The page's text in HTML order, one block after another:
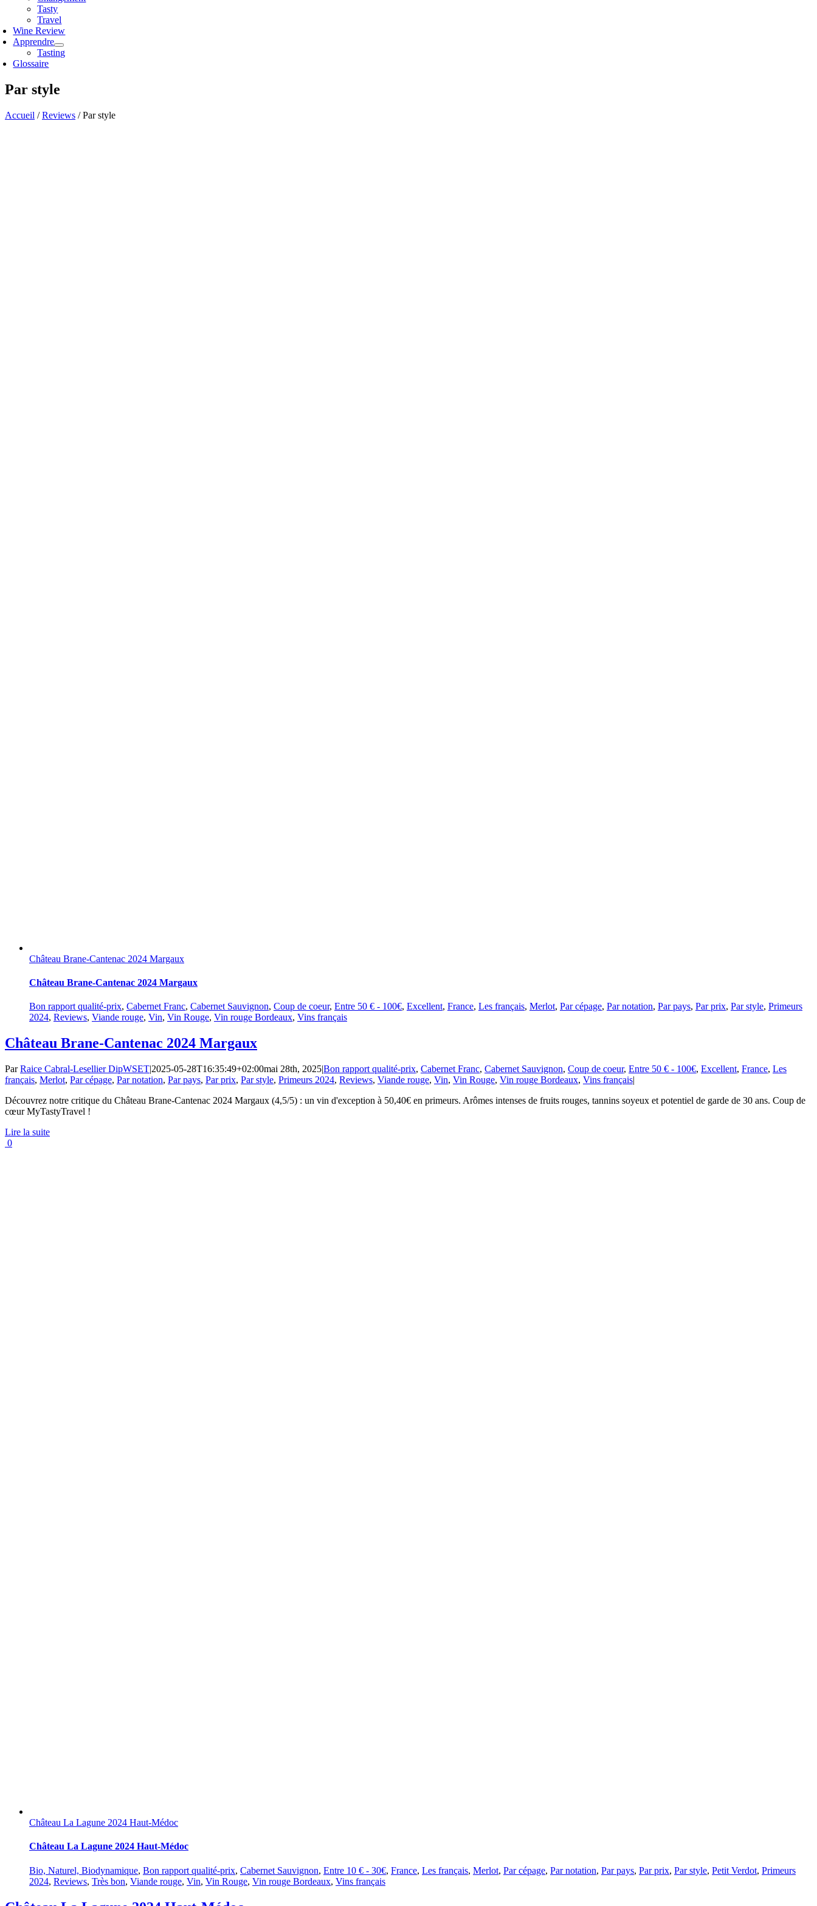
Tasty
Travel
Wine Review
Apprendre
Tasting
Glossaire
Par style
Accueil /Reviews /Par style
Château Brane-Cantenac 2024 Margaux
Château Brane-Cantenac 2024 Margaux
Bon rapport qualité-prix, Cabernet Franc, Cabernet Sauvignon, Coup de coeur, Entre 50 € - 100€, Excellent, France, Les français, Merlot, Par cépage, Par notation, Par pays, Par prix, Par style, Primeurs
2024, Reviews, Viande rouge, Vin, Vin Rouge, Vin rouge Bordeaux, Vins français
Château Brane-Cantenac 2024 Margaux
ParRaice Cabral-Lesellier DipWSET|2025-05-28T16:35:49+02:00mai 28th, 2025|Bon rapport qualité-prix, Cabernet Franc, Cabernet Sauvignon, Coup de coeur, Entre 50 € - 100€, Excellent, France, Les
français, Merlot, Par cépage, Par notation, Par pays, Par prix, Par style, Primeurs 2024, Reviews, Viande rouge, Vin, Vin Rouge, Vin rouge Bordeaux, Vins français|
Découvrez notre critique du Château Brane-Cantenac 2024 Margaux (4,5/5) : un vin d'exception à 50,40€ en primeurs. Arômes intenses de fruits rouges, tannins soyeux et potentiel de garde de 30 ans. Coup de
cœur MyTastyTravel !
Lire la suite
0
Château La Lagune 2024 Haut-Médoc
Château La Lagune 2024 Haut-Médoc
Bio, Naturel, Biodynamique, Bon rapport qualité-prix, Cabernet Sauvignon, Entre 10 € - 30€, France, Les français, Merlot, Par cépage, Par notation, Par pays, Par prix, Par style, Petit Verdot, Primeurs
2024, Reviews, Très bon, Viande rouge, Vin, Vin Rouge, Vin rouge Bordeaux, Vins français